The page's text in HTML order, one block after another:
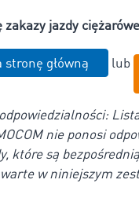
zakazy jazdy
stronę główną lub
nie ponosi
które są
w niniejszym